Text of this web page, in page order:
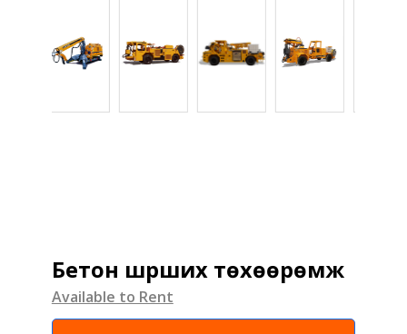
Бетон шүрших төхөөрөмж
Available to Rent